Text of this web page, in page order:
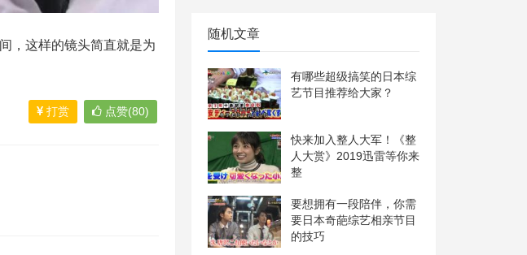
，这样的镜头简直就是为
打赏 点赞(80)
随机文章
有哪些超级搞笑的日本综
艺节目推荐给大家？
快来加入整人大军！《整
人大赏》2019迅雷等你来
整
要想拥有一段陪伴，你需
要日本奇葩综艺相亲节目
的技巧